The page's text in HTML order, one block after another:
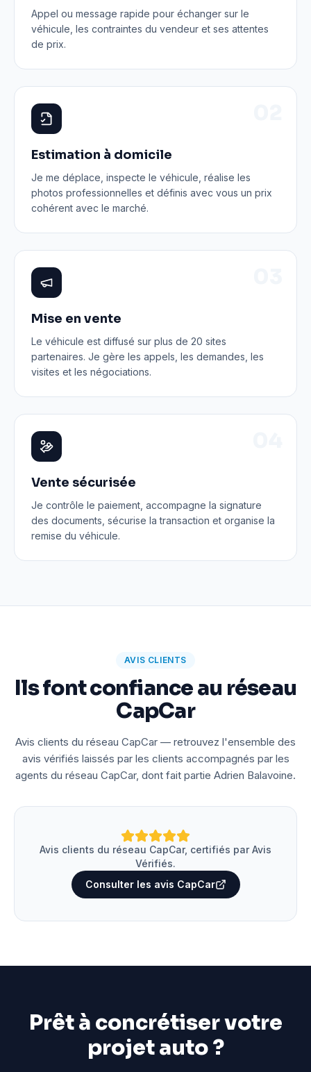
Appel ou message rapide pour échanger sur le
véhicule, les contraintes du vendeur et ses attentes
de prix.
Estimation à domicile
Je me déplace, inspecte le véhicule, réalise les
photos professionnelles et définis avec vous un prix
cohérent avec le marché.
Mise en vente
Le véhicule est diffusé sur plus de 20 sites
partenaires. Je gère les appels, les demandes, les
visites et les négociations.
Vente sécurisée
Je contrôle le paiement, accompagne la signature
des documents, sécurise la transaction et organise la
remise du véhicule.
AVIS CLIENTS
Ils font confiance au réseau
CapCar
Avis clients du réseau CapCar — retrouvez l'ensemble des
avis vérifiés laissés par les clients accompagnés par les
agents du réseau CapCar, dont fait partie Adrien Balavoine.
Avis clients du réseau CapCar, certifiés par Avis
Vérifiés.
Consulter les avis CapCar
Prêt à concrétiser votre
projet auto ?